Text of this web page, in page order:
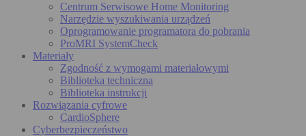
Centrum Serwisowe Home Monitoring
Narzędzie wyszukiwania urządzeń
Oprogramowanie programatora do pobrania
ProMRI SystemCheck
Materiały
Zgodność z wymogami materiałowymi
Biblioteka techniczna
Biblioteka instrukcji
Rozwiązania cyfrowe
CardioSphere
Cyberbezpieczeństwo